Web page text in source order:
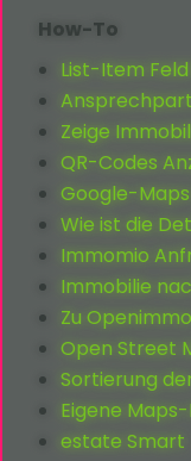
How-To
List-Item
Zeige
QR-Codes
Google-
Wie ist die
Immomio
Immobilie
Zu
Open Street
Sortierung
Eigene
estate Smart